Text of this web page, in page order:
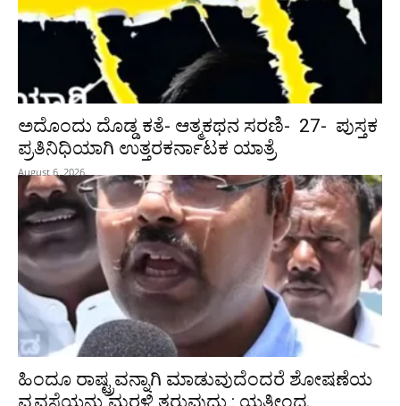
ಅದೊಂದು ದೊಡ್ಡ ಕತೆ- ಆತ್ಮಕಥನ ಸರಣಿ- 27- ಪುಸ್ತಕ
ಪ್ರತಿನಿಧಿಯಾಗಿ ಉತ್ತರಕರ್ನಾಟಕ ಯಾತ್ರೆ
August 6, 2026
ಹಿಂದೂ ರಾಷ್ಟ್ರವನ್ನಾಗಿ ಮಾಡುವುದೆಂದರೆ ಶೋಷಣೆಯ